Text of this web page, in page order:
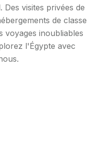
visites privées de
de classe
voyages inoubliables
l'Égypte avec